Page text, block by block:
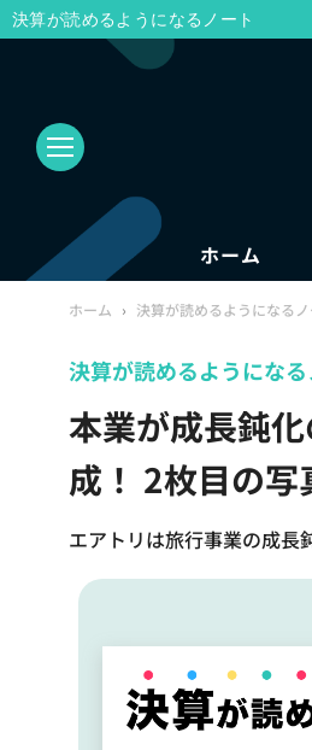
ホーム
ホーム › 決算が読めるようになるノ
本業が成長鈍
成！ 2枚目の写
エアトリは旅行事業の成長
決算が読めるようになる
決算が読めるようになるノート